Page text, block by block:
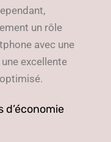
un rôle
avec une
excellente
d’économie